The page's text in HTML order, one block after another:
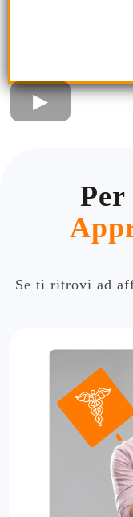
Per
Se ti ritrovi ad